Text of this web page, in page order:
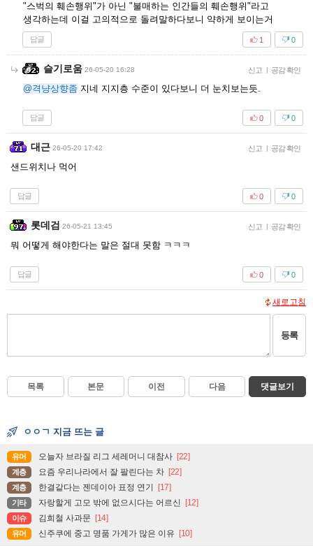
"스벅의 훼손행위"가 아닌 "불매하는 인간들의 훼손행위"라고
생각하는데 이걸 고의적으로 돌려말하다보니 약하게 보이는거
답글 0
1
슬기로움 26-05-20 16:28 신고 | 공감 확인
@격냥상향좀 지네 지지층 수준이 있다보니 더 눈치보는듯.
답글 0
0
대근 26-05-20 17:42 신고 | 공감 확인
샌드위치나 먹어
답글 0
0
롯데검 26-05-21 13:45 신고 | 공감 확인
뭐 어떻게 해야한다는 말은 절대 못함 ㅋㅋㅋ
답글 0
0
새로고침
등록
목록 본문 이전 다음 댓글보기
ㅇㅇㄱ 지금 뜨는 글
유머 오늘자 브라질 리그 세레머니 대참사 [22]
계층 요즘 우리나라에서 잘 팔린다는 차 [22]
계층 한결같다는 젠데이아 표정 연기 [17]
기타 자랑할게 고모 밖에 없으시다는 어르신 [12]
이슈 김희철 사과문 [14]
유머 신주쿠에 중고 명품 가게가 많은 이유 [10]